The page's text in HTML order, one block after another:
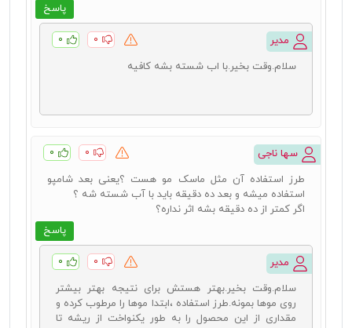
پاسخ
مدیر ۰ ۰
سلام.وقت بخیر.با اب شسته بشه کافیه
سها ناجی ۰ ۰
پاسخ
طرز استفاده آن مثل ماسک مو هست ؟یعنی بعد شامپو
استفاده میشه و بعد ده دقیقه باید با آب شسته شه ؟
اگر کمتر از ده دقیقه بشه اثر نداره؟
مدیر ۰ ۰
سلام.وقت بخیر.بهتر هستش برای نتیجه بهتر بیشتر
روی موها بمونه.طرز استفاده ،ابتدا موها را مرطوب کرده و
مقداری از این محصول را به طور یکنواخت از ریشه تا